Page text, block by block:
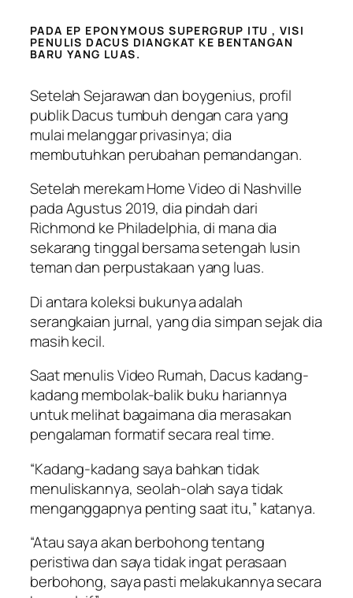
PADA EP EPONYMOUS SUPERGRUP ITU , VISI
PENULIS DACUS DIANGKAT KE BENTANGAN
BARU YANG LUAS.
Setelah Sejarawan dan boygenius, profil
publik Dacus tumbuh dengan cara yang
mulai melanggar privasinya; dia
membutuhkan perubahan pemandangan.
Setelah merekam Home Video di Nashville
pada Agustus 2019, dia pindah dari
Richmond ke Philadelphia, di mana dia
sekarang tinggal bersama setengah lusin
teman dan perpustakaan yang luas.
Di antara koleksi bukunya adalah
serangkaian jurnal, yang dia simpan sejak dia
masih kecil.
Saat menulis Video Rumah, Dacus kadang-
kadang membolak-balik buku hariannya
untuk melihat bagaimana dia merasakan
pengalaman formatif secara real time.
“Kadang-kadang saya bahkan tidak
menuliskannya, seolah-olah saya tidak
menganggapnya penting saat itu,” katanya.
“Atau saya akan berbohong tentang
peristiwa dan saya tidak ingat perasaan
berbohong, saya pasti melakukannya secara